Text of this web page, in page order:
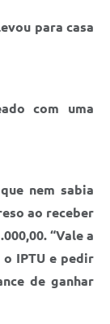
para casa
com uma
nem sabia
ao receber
“Vale a
o IPTU e pedir
de ganhar